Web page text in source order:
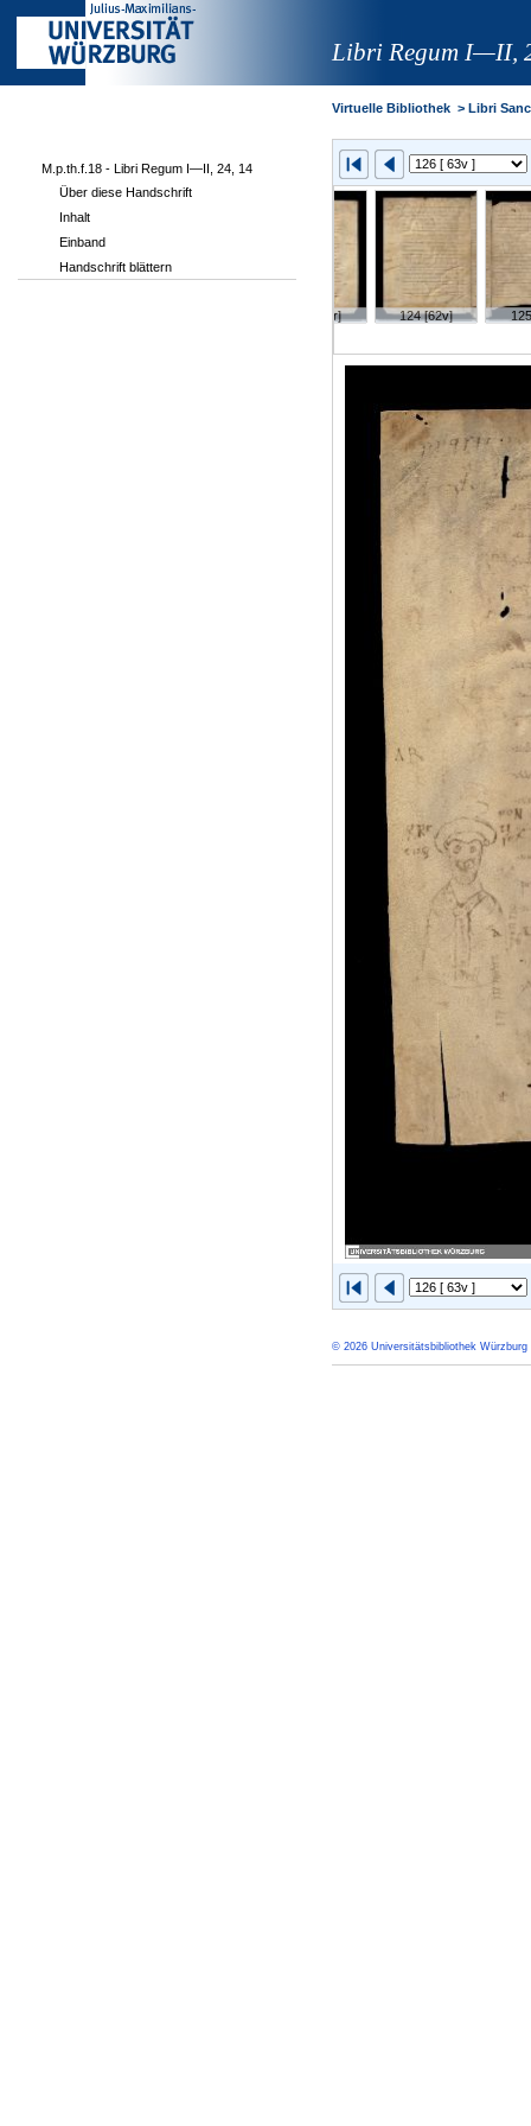
Libri Regum I—II,
123 [62r] 124 [62v]
© 2026 Universitätsbibliothek Würzburg
M.p.th.f.18 - Libri Regum I—II, 24, 14
Über diese Handschrift
Inhalt
Einband
Handschrift blättern
Virtuelle Bibliothek > Libri